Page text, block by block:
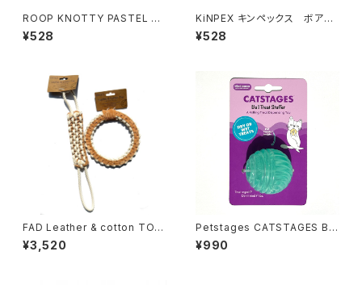
ROOP KNOTTY PASTEL BA
LL ループ ノッティー パステル
ボール
¥528
KiNPEX キンペックス ボアト
ーイ だる足 & ブル足
¥528
FAD Leather & cotton TOY
ファッド レザー&コットントイ
¥3,520
Petstages CATSTAGES Bal
l Treat Stuffer ペットステー
ジ キャットステージ ボール トリ
¥990